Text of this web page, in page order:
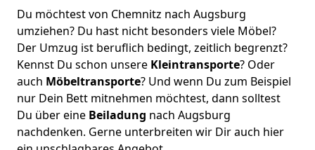
Du möchtest von Chemnitz nach Augsburg
umziehen? Du hast nicht besonders viele Möbel?
Der Umzug ist beruflich bedingt, zeitlich begrenzt?
Kennst Du schon unsere Kleintransporte? Oder
auch Möbeltransporte? Und wenn Du zum Beispiel
nur Dein Bett mitnehmen möchtest, dann solltest
Du über eine Beiladung nach Augsburg
nachdenken. Gerne unterbreiten wir Dir auch hier